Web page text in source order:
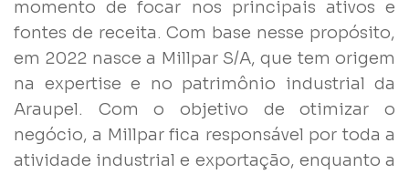
momento de focar nos principais ativos e
fontes de receita. Com base nesse propósito,
em 2022 nasce a Millpar S/A, que tem origem
na expertise e no patrimônio industrial da
Araupel. Com o objetivo de otimizar o
negócio, a Millpar fica responsável por toda a
atividade industrial e exportação, enquanto a